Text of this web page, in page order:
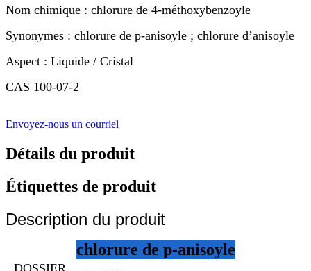
Nom chimique : chlorure de 4-méthoxybenzoyle
Synonymes : chlorure de p-anisoyle ; chlorure d’anisoyle
Aspect : Liquide / Cristal
CAS 100-07-2
Envoyez-nous un courriel
Détails du produit
Étiquettes de produit
Description du produit
chlorure de p-anisoyle
DOSSIER